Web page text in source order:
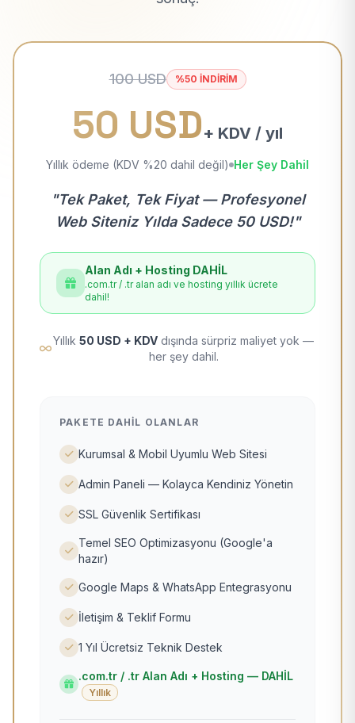
100 USD %50 İNDİRİM
50 USD+ KDV / yıl
Yıllık ödeme (KDV %20 dahil değil) Her Şey Dahil
"Tek Paket, Tek Fiyat — Profesyonel
Web Siteniz Yılda Sadece 50 USD!"
Alan Adı + Hosting DAHİL
.com.tr / .tr alan adı ve hosting yıllık ücrete
dahil!
Yıllık 50 USD + KDV dışında sürpriz maliyet yok —
her şey dahil.
PAKETE DAHIL OLANLAR
Kurumsal & Mobil Uyumlu Web Sitesi
Admin Paneli — Kolayca Kendiniz Yönetin
SSL Güvenlik Sertifikası
Temel SEO Optimizasyonu (Google'a
hazır)
Google Maps & WhatsApp Entegrasyonu
İletişim & Teklif Formu
1 Yıl Ücretsiz Teknik Destek
.com.tr / .tr Alan Adı + Hosting — DAHİL
Yıllık